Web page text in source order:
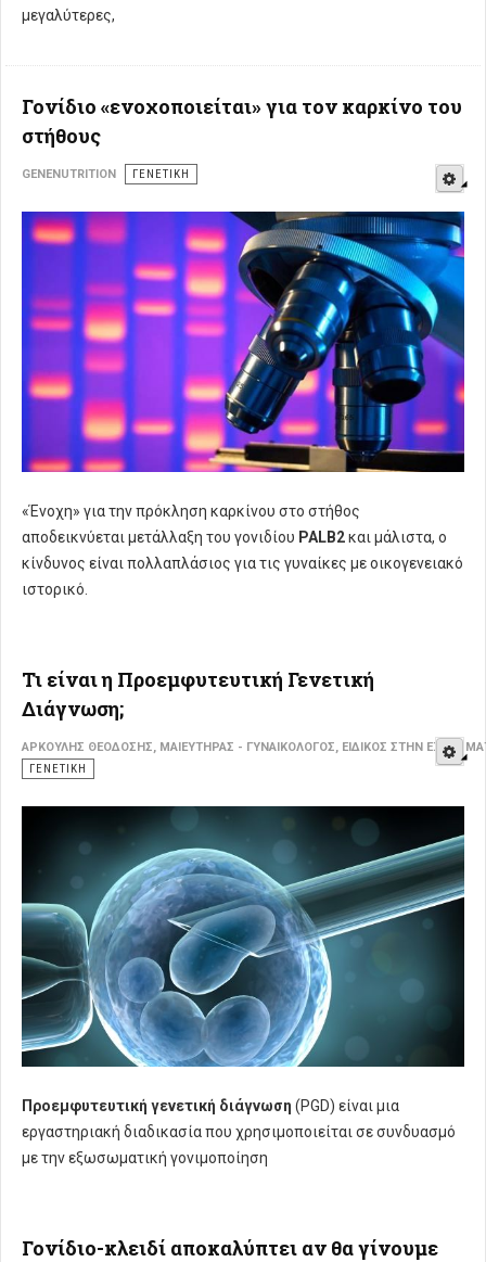
μεγαλύτερες,
Γονίδιο «ενοχοποιείται» για τον καρκίνο του
στήθους
GENENUTRITION ΓΕΝΕΤΙΚΉ
«Ένοχη» για την πρόκληση καρκίνου στο στήθος
αποδεικνύεται μετάλλαξη του γονιδίου PALB2και μάλιστα, ο
κίνδυνος είναι πολλαπλάσιος για τις γυναίκες με οικογενειακό
ιστορικό.
Τι είναι η Προεμφυτευτική Γενετική
Διάγνωση;
ΑΡΚΟΥΛΉΣ ΘΕΟΔΌΣΗΣ, ΜΑΙΕΥΤΉΡΑΣ - ΓΥΝΑΙΚΟΛΌΓΟΣ, ΕΙΔΙΚΌΣ ΣΤΗΝ
ΓΕΝΕΤΙΚΉ
Προεμφυτευτική γενετική διάγνωση (PGD) είναι μια
εργαστηριακή διαδικασία που χρησιμοποιείται σε συνδυασμό
με την εξωσωματική γονιμοποίηση
Γονίδιο-κλειδί αποκαλύπτει αν θα γίνουμε